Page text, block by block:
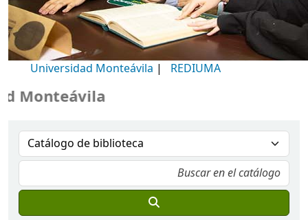
Universidad Monteávila | REDIUMA